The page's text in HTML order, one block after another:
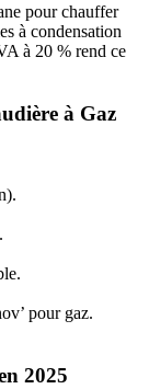
pour chauffer
à condensation
à 20 % rend ce
à Gaz
pour gaz.
2025